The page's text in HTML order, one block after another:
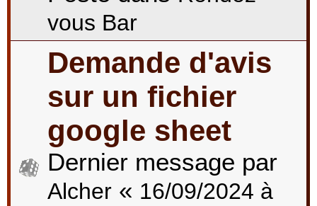
vous Bar
Demande d'avis
sur un fichier
google sheet
Dernier message par
Alcher « 16/09/2024 à